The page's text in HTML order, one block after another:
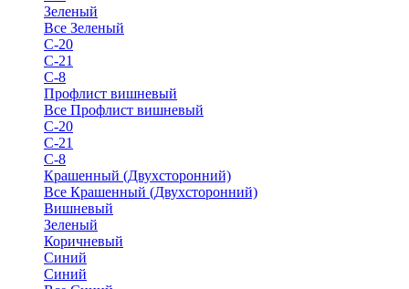
Зеленый
Все Зеленый
С-20
С-21
С-8
Профлист вишневый
Все Профлист вишневый
С-20
С-21
С-8
Крашенный (Двухсторонний)
Все Крашенный (Двухсторонний)
Вишневый
Зеленый
Коричневый
Синий
Синий